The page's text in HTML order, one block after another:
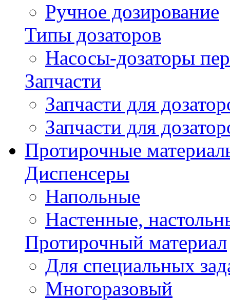
Ручное дозирование
Типы дозаторов
Насосы-дозаторы
Запчасти
Запчасти для
Запчасти для
Протирочные
Диспенсеры
Напольные
Настенные,
Протирочный материал
Для специальных
Многоразовый